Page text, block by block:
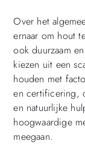
Over het
ernaar om hout
ook duurzaam
kiezen uit een
houden met
en certificering,
en natuurlijke
hoogwaardige
meegaan.